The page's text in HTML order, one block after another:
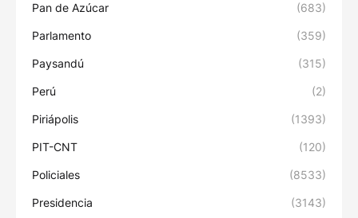
Pan de Azúcar (683)
Parlamento (359)
Paysandú (315)
Perú (2)
Piriápolis (1393)
PIT-CNT (120)
Policiales (8533)
Presidencia (3143)